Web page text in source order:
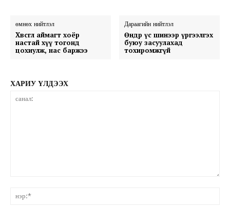
өмнөх нийтлэл
Хөвсгөл аймагт хоёр
настай хүү тогонд
цохиулж, нас баржээ
Дараагийн нийтлэл
Өнөөдөр үс шинээр үргээлгэх
буюу засуулахад
тохиромжгүй
ХАРИУ ҮЛДЭЭХ